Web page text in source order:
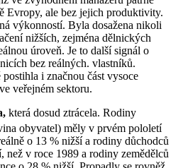
Evropy, ale bez jejich produktivity.
výkonností. Byla dosažena nikoli
nižších, zejména dělnických
úroveň. Je to další signál o
bez reálných. vlastníků.
i značnou část vysoce
veřejném sektoru.
která dosud ztrácela. Rodiny
obyvatel) měly v prvém pololetí
o 13 % nižší a rodiny důchodců
než v roce 1989 a rodiny zemědělců